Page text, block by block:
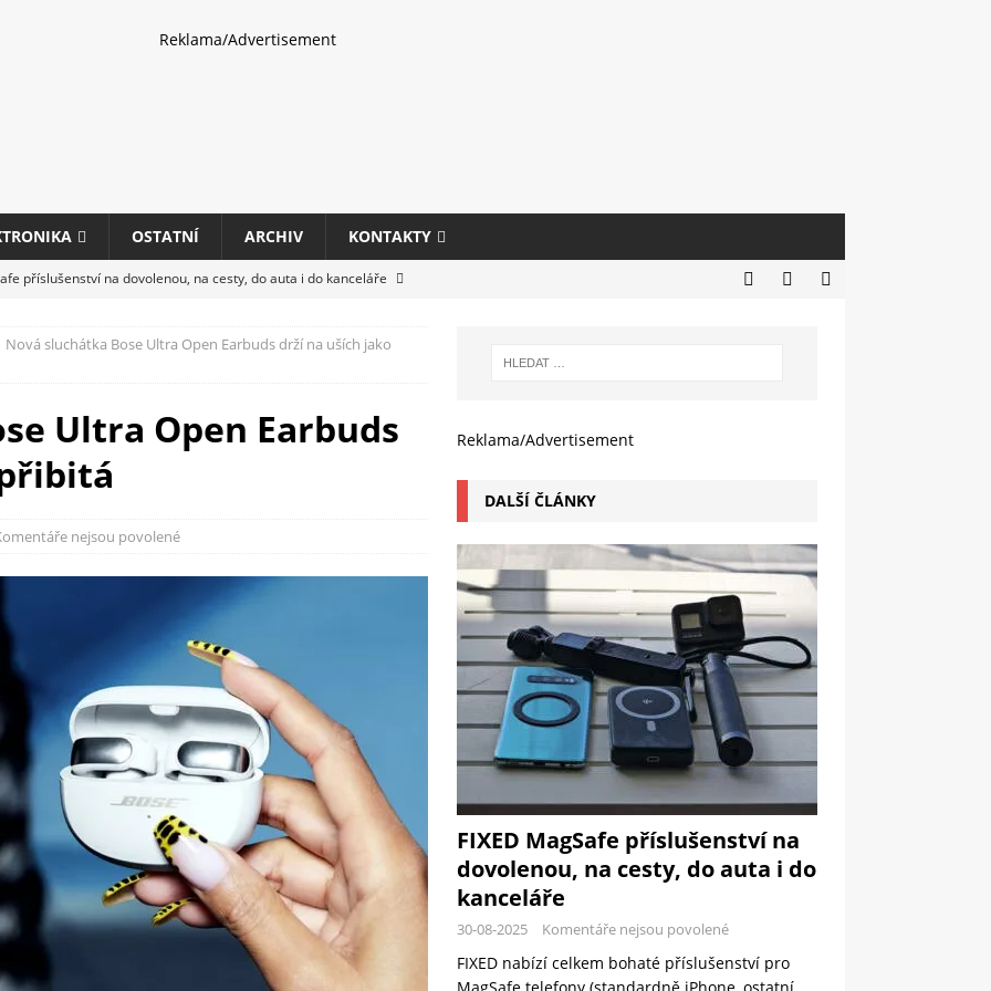
Reklama/Advertisement
OSTATNÍ ARCHIV KONTAKTY
příslušenství na dovolenou, na cesty, do auta i do kanceláře
COMPUTEX 2025 představí nové příslušenství pro hráče,
kancelářských tiskáren Canon imageFORCE s modely
růst krypto kasin: Co by měli vědět milovníci technologií
Nová sluchátka Bose Ultra Open Earbuds drží na uších jako
Ultra Open Earbuds
nejsou povolené
Reklama/Advertisement
DALŠÍ ČLÁNKY
FIXED MagSafe příslušenství na
dovolenou, na cesty, do auta i do
kanceláře
30-08-2025 Komentáře nejsou povolené
FIXED nabízí celkem bohaté příslušenství pro
MagSafe telefony (standardně iPhone, ostatní